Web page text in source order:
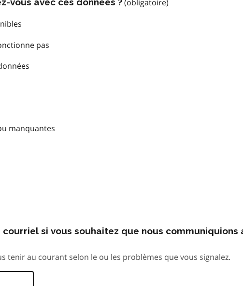
pas
manquantes
si vous souhaitez que nous communiquions
tenir au courant selon le ou les problèmes que vous signalez.